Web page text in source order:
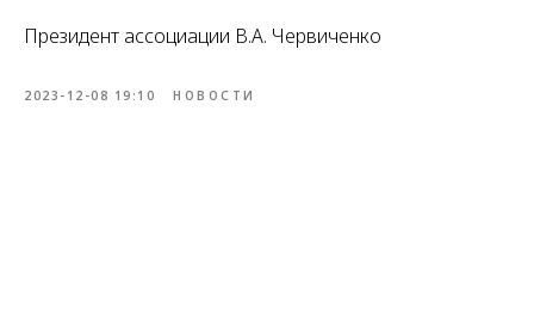
Президент ассоциации В.А. Червиченко
2023-12-08 19:10 НОВОСТИ